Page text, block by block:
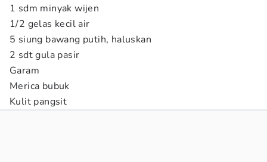
1 sdm minyak wijen
1/2 gelas kecil air
5 siung bawang putih, haluskan
2 sdt gula pasir
Garam
Merica bubuk
Kulit pangsit